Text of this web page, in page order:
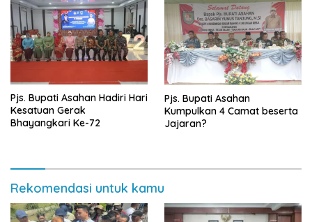
Pjs. Bupati Asahan Hadiri Hari
Kesatuan Gerak
Bhayangkari Ke-72
Pjs. Bupati Asahan
Kumpulkan 4 Camat beserta
Jajaran?
Rekomendasi untuk kamu